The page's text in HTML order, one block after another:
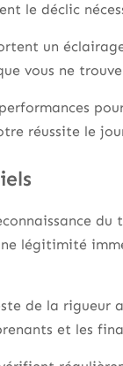
le déclic
un
vous ne
réussite le
légitimité
de la rigueur
et les